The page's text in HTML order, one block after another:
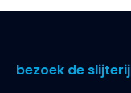
bezoek de slijterij